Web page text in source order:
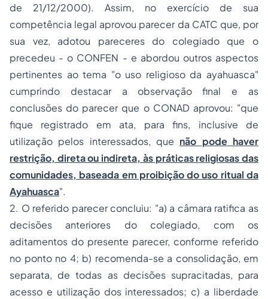
de 21/12/2000). Assim, no exercício de sua
competência legal aprovou parecer da CATC que, por
sua vez, adotou pareceres do colegiado que o
precedeu - o CONFEN - e abordou outros aspectos
pertinentes ao tema "o uso religioso da ayahuasca"
cumprindo destacar a observação final e as
conclusões do parecer que o CONAD aprovou: "que
fique registrado em ata, para fins, inclusive de
utilização pelos interessados, que não pode haver
restrição, direta ou indireta, às práticas religiosas das
comunidades, baseada em proibição do uso ritual da
Ayahuasca".
2. O referido parecer concluiu: "a) a câmara ratifica as
decisões anteriores do colegiado, com os
aditamentos do presente parecer, conforme referido
no ponto no 4; b) recomenda-se a consolidação, em
separata, de todas as decisões supracitadas, para
acesso e utilização dos interessados; c) a liberdade